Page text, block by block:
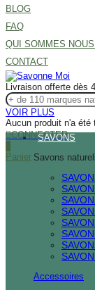
BLOG
FAQ
QUI SOMMES
CONTACT
Livraison offerte dès
VOIR PLUS
Aucun produit n'a été
CONNECTER
Panier
SAVONS
Savons
Accessoires